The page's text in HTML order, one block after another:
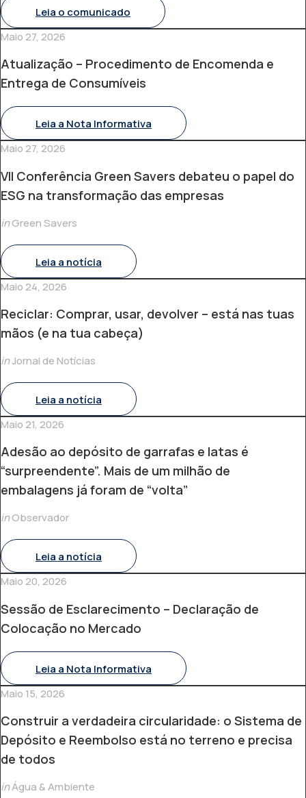
Leia o comunicado
Maio 27, 2026
Atualização – Procedimento de Encomenda e
Entrega de Consumíveis
Leia a Nota Informativa
Maio 27, 2026
VII Conferência Green Savers debateu o papel do
ESG na transformação das empresas
inGreen Savers
Leia a notícia
Maio 24, 2026
Reciclar: Comprar, usar, devolver – está nas tuas
mãos (e na tua cabeça)
inJornal de Notícias
Leia a notícia
Maio 21, 2026
Adesão ao depósito de garrafas e latas é
“surpreendente”. Mais de um milhão de
embalagens já foram de “volta”
inObservador
Leia a notícia
Maio 20, 2026
Sessão de Esclarecimento – Declaração de
Colocação no Mercado
Leia a Nota Informativa
Maio 15, 2026
Construir a verdadeira circularidade: o Sistema de
Depósito e Reembolso está no terreno e precisa
de todos
inÁgua & Ambiente